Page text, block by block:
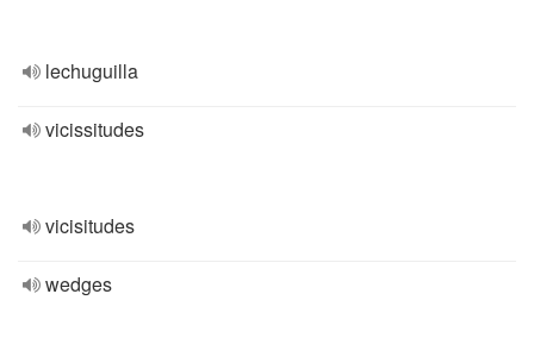
lechuguilla
vicissitudes
vicisitudes
wedges